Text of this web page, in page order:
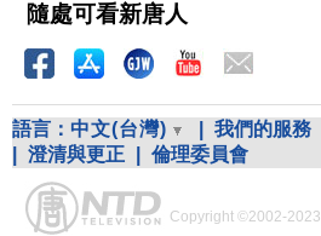
隨處可看新唐人
語言： 中文(台灣) 我們的服務
澄清與更正 倫理委員會
Copyright ©2002-2023